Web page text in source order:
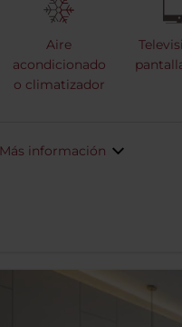
Aire
acondicionado
o climatizador
Más información